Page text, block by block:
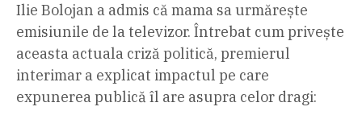
Ilie Bolojan a admis că mama sa urmărește
emisiunile de la televizor. Întrebat cum privește
aceasta actuala criză politică, premierul
interimar a explicat impactul pe care
expunerea publică îl are asupra celor dragi: